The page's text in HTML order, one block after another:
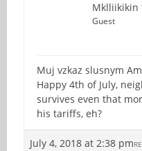
Mklliikikin
Guest
Muj vzkaz slusnym
Happy 4th of July,
survives even that
his tariffs, eh?
July 4, 2018 at 2:38 pm